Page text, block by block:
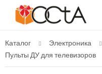
Каталог Электроника
Пульты ДУ для телевизоров